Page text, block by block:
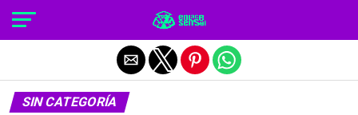
SIN CATEGORÍA
Salir de la versión móvil